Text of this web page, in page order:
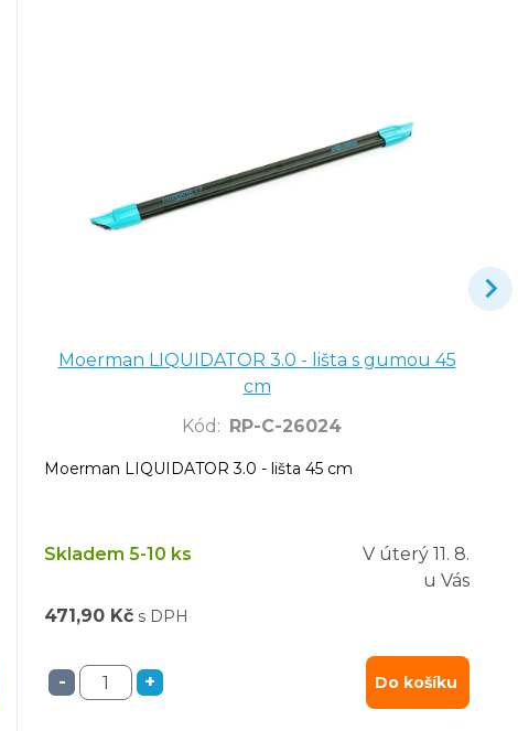
Moerman LIQUIDATOR 3.0 - lišta s gumou 45
cm
Kód : RP-C-26024
Moerman LIQUIDATOR 3.0 - lišta 45 cm
Skladem 5-10 ks V úterý 11. 8.
u Vás
471,90 Kč s DPH
- + Do košíku